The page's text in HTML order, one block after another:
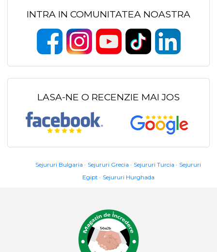
INTRA IN COMUNITATEA NOASTRA
LASA-NE O RECENZIE MAI JOS
Sejururi Bulgaria Sejururi Grecia Sejururi Turcia
Sejururi
Egipt
Sejururi Hurghada